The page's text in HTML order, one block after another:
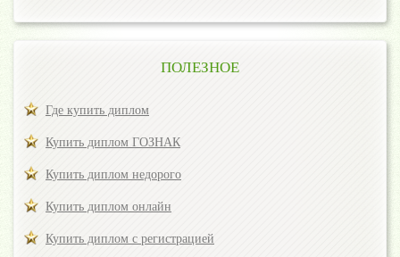
ПОЛЕЗНОЕ
Где купить диплом
Купить диплом ГОЗНАК
Купить диплом недорого
Купить диплом онлайн
Купить диплом с регистрацией